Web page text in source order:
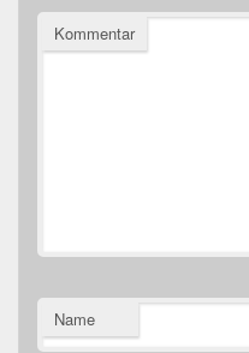
Kommentar
Name